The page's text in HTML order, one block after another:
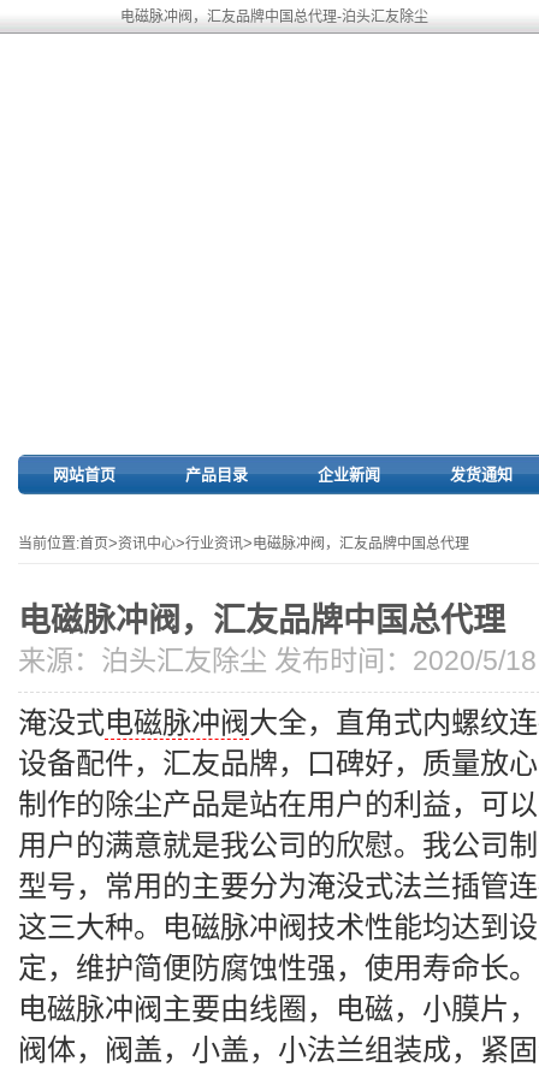
电磁脉冲阀，汇友品牌中国总代理-泊头汇友除尘
网站首页 产品目录 企业新闻 发货通知
当前位置:首页>资讯中心>行业资讯>电磁脉冲阀，汇友品牌中国总代理
电磁脉冲阀，汇友品牌中国总代理
来源： 泊头汇友除尘 发布时间：2020/5/
淹没式电磁脉冲阀大全，直角式内螺纹
设备配件，汇友品牌，口碑好，质量放
制作的除尘产品是站在用户的利益，可
用户的满意就是我公司的欣慰。我公司
型号，常用的主要分为淹没式法兰插管
这三大种。电磁脉冲阀技术性能均达到
定，维护简便防腐蚀性强，使用寿命长。
电磁脉冲阀主要由线圈，电磁，小膜片
阀体，阀盖，小盖，小法兰组装成，紧